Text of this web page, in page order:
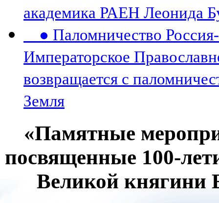
академика РАЕН Леонида
● Паломничество
Императорское
возвращается с
Земля
«Памятные
посвященные 100-
Великой княгини